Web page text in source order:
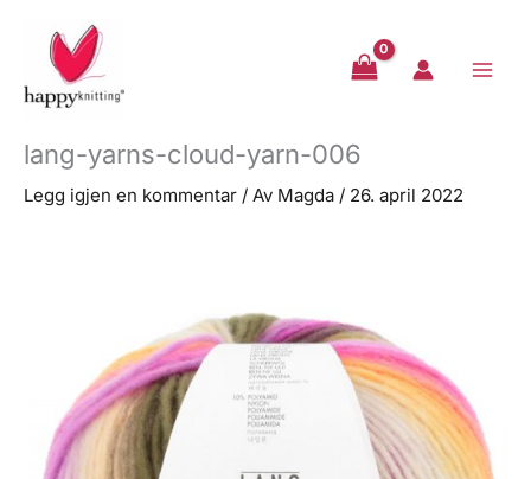
innholdet
lang-yarns-cloud-yarn-006
Legg igjen en kommentar / Av Magda / 26. april 2022